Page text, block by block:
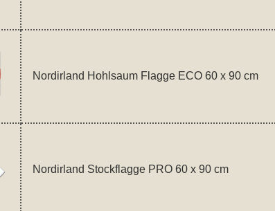
Nordirland Hohlsaum Flagge ECO 60 x 90 cm
Nordirland Stockflagge PRO 60 x 90 cm